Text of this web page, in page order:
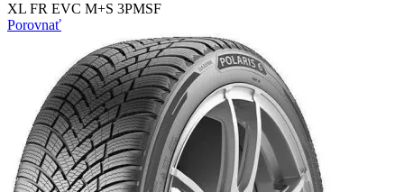
XL FR EVC M+S 3PMSF
Porovnať